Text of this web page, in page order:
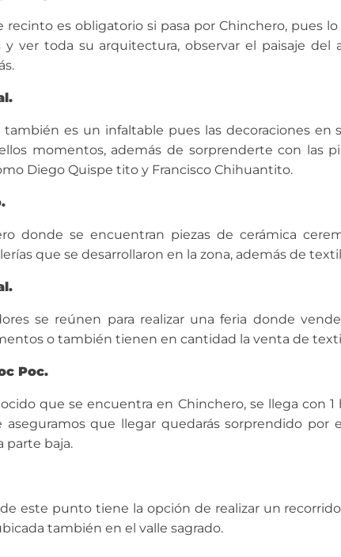
recinto es obligatorio si pasa por Chinchero, pues
ver toda su arquitectura, observar el paisaje del
también es un infaltable pues las decoraciones en
momentos, además de sorprenderte con las
Diego Quispe tito y Francisco Chihuantito.
donde se encuentran piezas de cerámica
que se desarrollaron en la zona, además de
se reúnen para realizar una feria donde
o también tienen en cantidad la venta de
Poc.
que se encuentra en Chinchero, se llega con
aseguramos que llegar quedarás sorprendido por
parte baja.
este punto tiene la opción de realizar un
también en el valle sagrado.